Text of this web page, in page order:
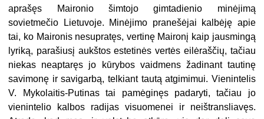
aprašęs Maironio šimtojo gimtadienio minėjimą
sovietmečio Lietuvoje. Minėjimo pranešėjai kalbėję apie
tai, ko Maironis nesupratęs, vertinę Maironį kaip jausmingą
lyriką, parašiusį aukštos estetinės vertės eilėraščių, tačiau
niekas neaptaręs jo kūrybos vaidmens žadinant tautinę
savimonę ir savigarbą, telkiant tautą atgimimui. Vienintelis
V. Mykolaitis-Putinas tai pamėginęs padaryti, tačiau jo
vienintelio kalbos radijas visuomenei ir neištransliavęs.